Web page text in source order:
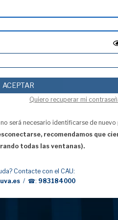
Quiero recuperar mi
será necesario identificarse de nuevo
recomendamos que
todas las ventanas).
Contacte con el CAU:
/ ☎: 983184000